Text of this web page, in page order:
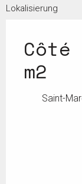
Lokalisierung
m2
Saint-